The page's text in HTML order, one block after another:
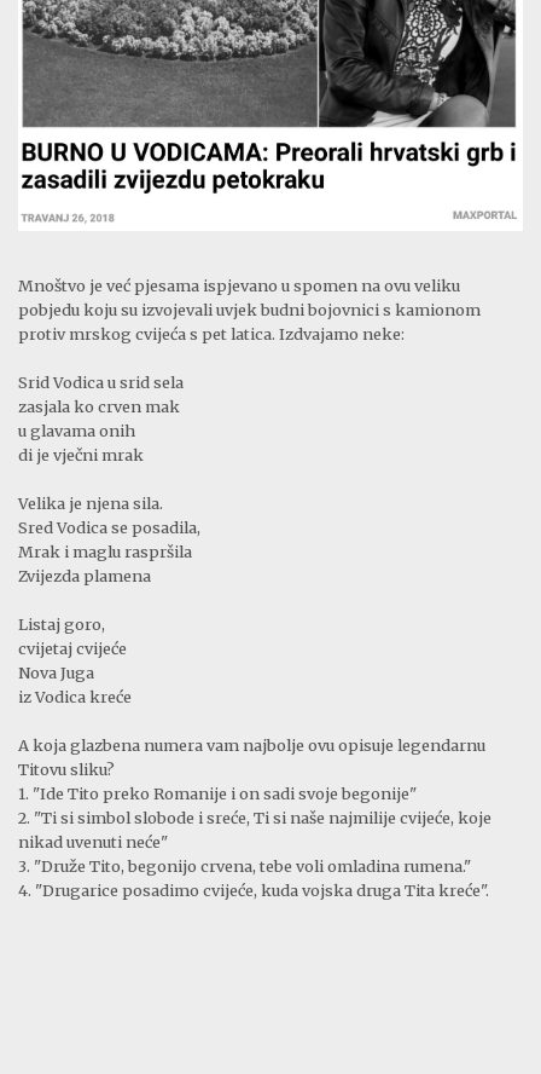
Mnoštvo je već pjesama ispjevano u spomen na ovu veliku
pobjedu koju su izvojevali uvjek budni bojovnici s kamionom
protiv mrskog cvijeća s pet latica. Izdvajamo neke:
Srid Vodica u srid sela
zasjala ko crven mak
u glavama onih
di je vječni mrak
Velika je njena sila.
Sred Vodica se posadila,
Mrak i maglu raspršila
Zvijezda plamena
Listaj goro,
cvijetaj cvijeće
Nova Juga
iz Vodica kreće
A koja glazbena numera vam najbolje ovu opisuje legendarnu
Titovu sliku?
1. "Ide Tito preko Romanije i on sadi svoje begonije"
2. "Ti si simbol slobode i sreće, Ti si naše najmilije cvijeće, koje
nikad uvenuti neće"
3. "Druže Tito, begonijo crvena, tebe voli omladina rumena."
4. "Drugarice posadimo cvijeće, kuda vojska druga Tita kreće".